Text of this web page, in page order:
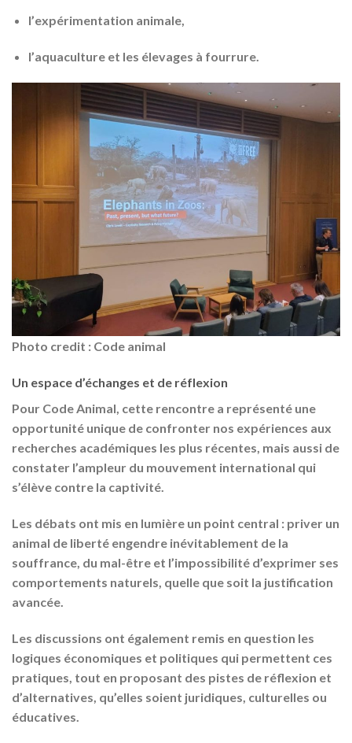
l’expérimentation animale,
l’aquacultureet les élevages à fourrure.
Photo credit : Code animal
Un espace d’échanges et de réflexion
Pour Code Animal, cette rencontre a représenté une
opportunité unique de confronter nos expériences aux
recherches académiques les plus récentes, mais aussi de
constater l’ampleur du mouvement international qui
s’élève contre la captivité.
Les débats ont mis en lumière un point central : priver un
animal de liberté engendre inévitablement de la
souffrance, du mal-être et l’impossibilité d’exprimer ses
comportements naturels, quelle que soit la justification
avancée.
Les discussions ont également remis en question les
logiques économiques et politiques qui permettent ces
pratiques, tout en proposant des pistes de réflexion et
d’alternatives, qu’elles soient juridiques, culturelles ou
éducatives